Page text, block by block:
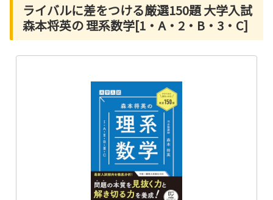
ライバルに差をつける厳選150題 大学入試
森本将英の 理系数学[1・A・2・B・3・C]